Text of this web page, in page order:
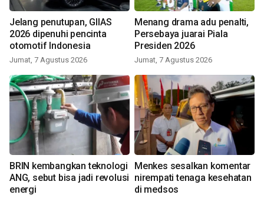
Jelang penutupan, GIIAS
2026 dipenuhi pencinta
otomotif Indonesia
Jumat, 7 Agustus 2026
Menang drama adu penalti,
Persebaya juarai Piala
Presiden 2026
Jumat, 7 Agustus 2026
BRIN kembangkan teknologi
ANG, sebut bisa jadi revolusi
energi
Menkes sesalkan komentar
nirempati tenaga kesehatan
di medsos